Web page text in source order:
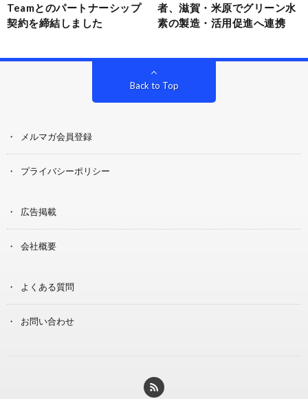
Teamとのパートナーシップ
契約を締結しました
者、滋賀・米原でグリーン水
素の製造・活用促進へ連携
Back to Top
メルマガ会員登録
プライバシーポリシー
広告掲載
会社概要
よくある質問
お問い合わせ